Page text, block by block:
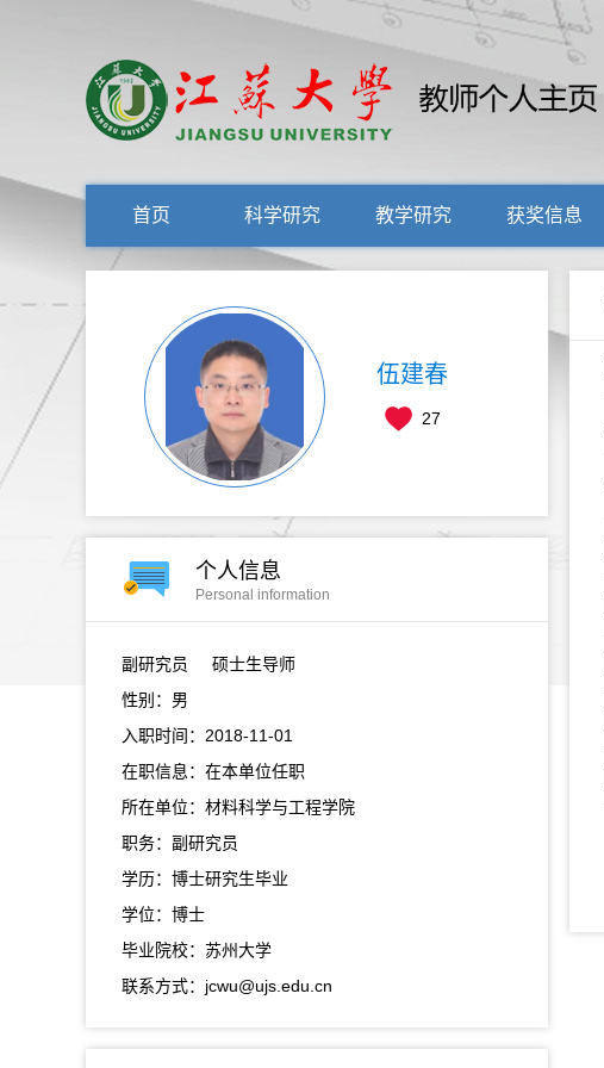
首页 科学研究 教学研究 获奖信息
伍建春
27
个人信息
Personal information
副研究员
硕士生导师
性别：男
入职时间：2018-11-01
在职信息：在本单位任职
所在单位：材料科学与工程学院
职务：副研究员
学历：博士研究生毕业
学位：博士
毕业院校：苏州大学
联系方式：jcwu@ujs.edu.cn